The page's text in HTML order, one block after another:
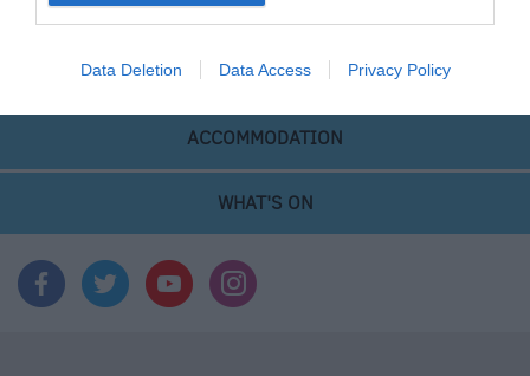
Data Deletion Data Access Privacy Policy
THINGS TO DO
ACCOMMODATION
WHAT'S ON